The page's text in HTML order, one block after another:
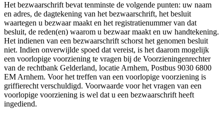
Het bezwaarschrift bevat tenminste de volgende punten: uw naam
en adres, de dagtekening van het bezwaarschrift, het besluit
waartegen u bezwaar maakt en het registratienummer van dat
besluit, de reden(en) waarom u bezwaar maakt en uw handtekening.
Het indienen van een bezwaarschrift schorst het genomen besluit
niet. Indien onverwijlde spoed dat vereist, is het daarom mogelijk
een voorlopige voorziening te vragen bij de Voorzieningenrechter
van de rechtbank Gelderland, locatie Arnhem, Postbus 9030 6800
EM Arnhem. Voor het treffen van een voorlopige voorziening is
griffierecht verschuldigd. Voorwaarde voor het vragen van een
voorlopige voorziening is wel dat u een bezwaarschrift heeft
ingediend.